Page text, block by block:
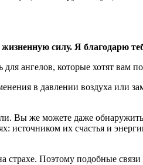
силу. Я благодарю
для ангелов, которые хотят вам
в давлении воздуха или
Вы же можете даже
их счастья и
Поэтому подобные связи